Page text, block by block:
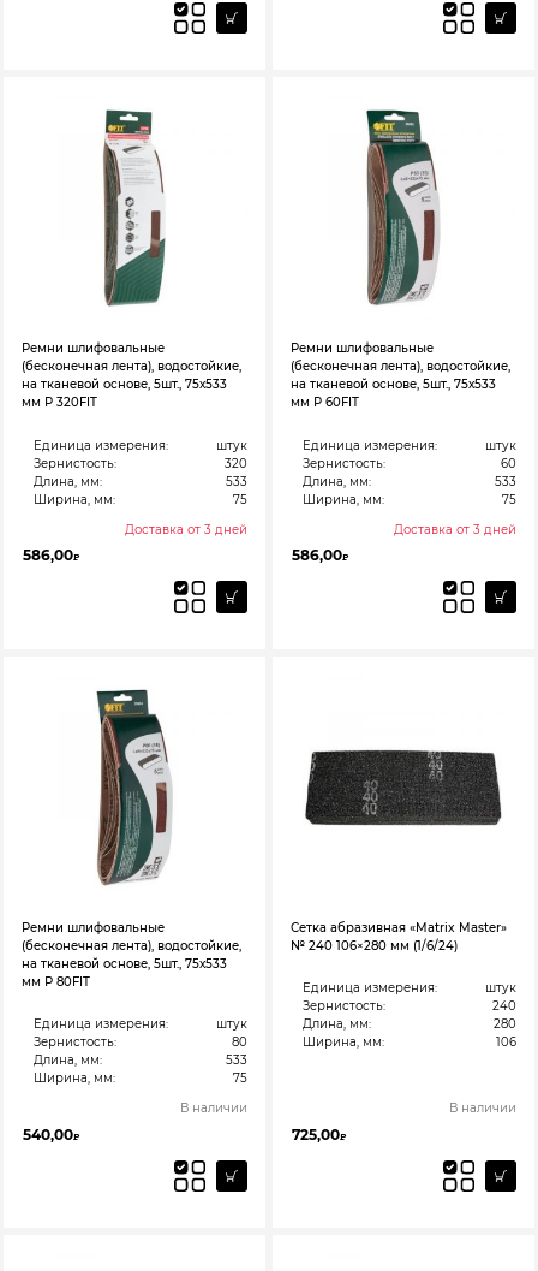
Ремни шлифовальные
(бесконечная лента), водостойкие,
на тканевой основе, 5шт., 75х533
мм Р 320FIT
Единица измерения:
штук
Зернистость:
320
Длина, мм:
533
Ширина, мм:
75
Доставка от 3 дней
586,00₽
Ремни шлифовальные
(бесконечная лента), водостойкие,
на тканевой основе, 5шт., 75х533
мм Р 60FIT
Единица измерения:
штук
Зернистость:
60
Длина, мм:
533
Ширина, мм:
75
Доставка от 3 дней
586,00₽
Ремни шлифовальные
(бесконечная лента), водостойкие,
на тканевой основе, 5шт., 75х533
мм Р 80FIT
Единица измерения:
штук
Зернистость:
80
Длина, мм:
533
Ширина, мм:
75
В наличии
540,00₽
Сетка абразивная «Matrix Master»
№ 240 106×280 мм (1/6/24)
Единица измерения:
штук
Зернистость:
240
Длина, мм:
280
Ширина, мм:
106
В наличии
725,00₽